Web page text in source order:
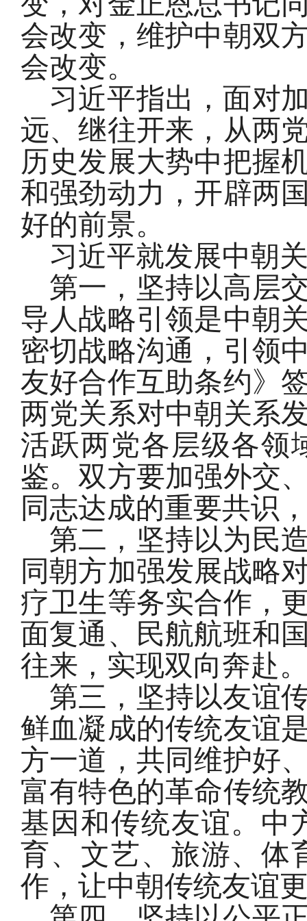
会改变，维护中朝双
会改变。
习近平指出，面对
远、继往开来，从两
历史发展大势中把握
和强劲动力，开辟两
好的前景。
习近平就发展中朝
第一，坚持以高层
导人战略引领是中朝
密切战略沟通，引领
友好合作互助条约》
两党关系对中朝关系
活跃两党各层级各领
鉴。双方要加强外交
同志达成的重要共识
第二，坚持以为民
同朝方加强发展战略
疗卫生等务实合作，
面复通、民航航班和
往来，实现双向奔赴
第三，坚持以友谊
鲜血凝成的传统友谊
方一道，共同维护好
富有特色的革命传统
基因和传统友谊。中
育、文艺、旅游、体
作，让中朝传统友谊